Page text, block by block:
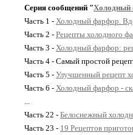
Серия сообщений "Холодный
Часть 1 - Холодный фарфор.
Часть 2 - Рецепты холодного
Часть 3 - Холодный фарфор:
Часть 4 - Самый простой
Часть 5 - Улучшенный рецепт
Часть 6 - Холодный фарфор
...
Часть 22 - Белоснежный
Часть 23 - 19 Рецептов